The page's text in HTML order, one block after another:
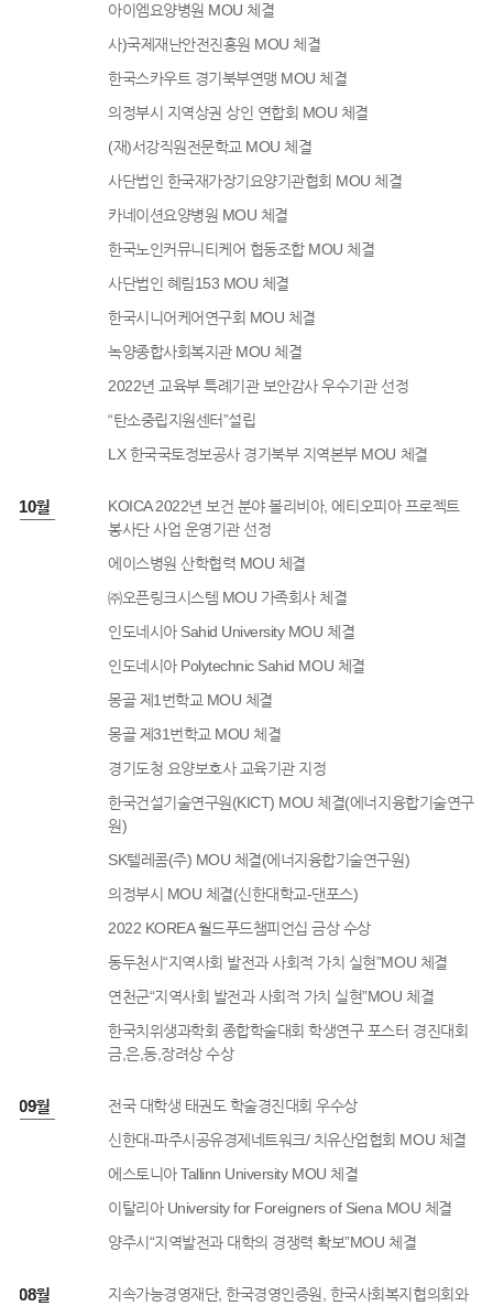
아이엠요양병원 MOU 체결
사)국제재난안전진흥원 MOU 체결
한국스카우트 경기북부연맹 MOU 체결
의정부시 지역상권 상인 연합회 MOU 체결
(재)서강직원전문학교 MOU 체결
사단법인 한국재가장기요양기관협회 MOU 체결
카네이션요양병원 MOU 체결
한국노인커뮤니티케어 협동조합 MOU 체결
사단법인 혜림153 MOU 체결
한국시니어케어연구회 MOU 체결
녹양종합사회복지관 MOU 체결
2022년 교육부 특례기관 보안감사 우수기관 선정
“탄소중립지원센터”설립
LX 한국국토정보공사 경기북부 지역본부 MOU 체결
10월
KOICA 2022년 보건 분야 볼리비아, 에티오피아 프로젝트
봉사단 사업 운영기관 선정
에이스병원 산학협력 MOU 체결
㈜오픈링크시스템 MOU 가족회사 체결
인도네시아 Sahid University MOU 체결
인도네시아 Polytechnic Sahid MOU 체결
몽골 제1번학교 MOU 체결
몽골 제31번학교 MOU 체결
경기도청 요양보호사 교육기관 지정
한국건설기술연구원(KICT) MOU 체결(에너지융합기술연구
원)
SK텔레콤(주) MOU 체결(에너지융합기술연구원)
의정부시 MOU 체결(신한대학교-댄포스)
2022 KOREA 월드푸드챔피언십 금상 수상
동두천시“지역사회 발전과 사회적 가치 실현”MOU 체결
연천군“지역사회 발전과 사회적 가치 실현”MOU 체결
한국치위생과학회 종합학술대회 학생연구 포스터 경진대회
금,은,동,장려상 수상
09월
전국 대학생 태권도 학술경진대회 우수상
신한대-파주시공유경제네트워크/ 치유산업협회 MOU 체결
에스토니아 Tallinn University MOU 체결
이탈리아 University for Foreigners of Siena MOU 체결
양주시“지역발전과 대학의 경쟁력 확보”MOU 체결
08월
지속가능경영재단, 한국경영인증원, 한국사회복지협의회와